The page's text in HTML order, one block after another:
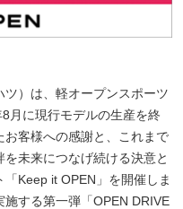
）は、軽オープンスポーツ
月に現行モデルの生産を終
客様への感謝と、これまで
未来につなげ続ける決意と
Keep it OPEN」を開催しま
する第一弾「OPEN DRIVE